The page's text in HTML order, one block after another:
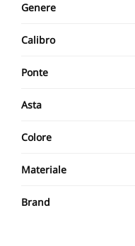
Genere
Calibro
Ponte
Asta
Colore
Materiale
Brand